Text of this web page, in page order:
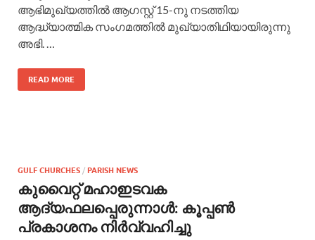
ആഭിമുഖ്യത്തില്‍ ആഗസ്റ്റ് 15-നു നടത്തിയ
ആദ്ധ്യാത്മിക സംഗമത്തിൽ മുഖ്യാതിഥിയായിരുന്നു
അഭി. …
READ MORE
GULF CHURCHES / PARISH NEWS
കുവൈറ്റ്‌ മഹാഇടവക
ആദ്യഫലപ്പെരുന്നാൾ: കൂപ്പൺ
പ്രകാശനം നിർവ്വഹിച്ചു